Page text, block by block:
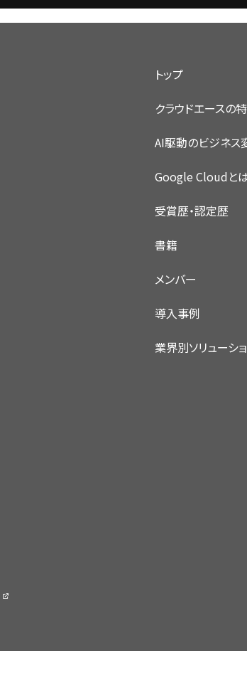
トップ
クラウドエースの
AI駆動のビジネス
Google Cloudと
受賞歴・認定歴
書籍
メンバー
導入事例
業界別ソリューシ